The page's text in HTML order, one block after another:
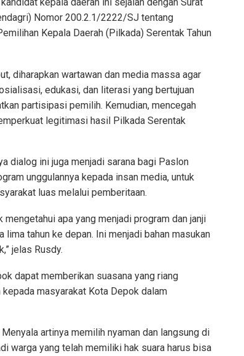
Nomor 200.2.1/2222/SJ tentang
Kepala Daerah (Pilkada) Serentak Tahun
diharapkan wartawan dan media massa agar
edukasi, dan literasi yang bertujuan
partisipasi pemilih. Kemudian, mencegah
legitimasi hasil Pilkada Serentak
dialog ini juga menjadi sarana bagi Paslon
unggulannya kepada insan media, untuk
luas melalui pemberitaan.
mengetahui apa yang menjadi program dan janji
tahun ke depan. Ini menjadi bahan masukan
jelas Rusdy.
dapat memberikan suasana yang riang
masyarakat Kota Depok dalam
artinya memilih nyaman dan langsung di
warga yang telah memiliki hak suara harus bisa